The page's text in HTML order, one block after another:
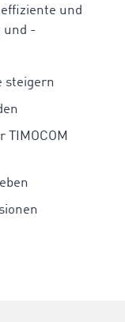
und
und -
steigern